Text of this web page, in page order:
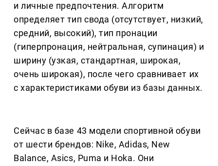
и личные предпочтения. Алгоритм
определяет тип свода (отсутствует, низкий,
средний, высокий), тип пронации
(гиперпронация, нейтральная, супинация) и
ширину (узкая, стандартная, широкая,
очень широкая), после чего сравнивает их
с характеристиками обуви из базы данных.
Сейчас в базе 43 модели спортивной обуви
от шести брендов: Nike, Adidas, New
Balance, Asics, Puma и Hoka. Они